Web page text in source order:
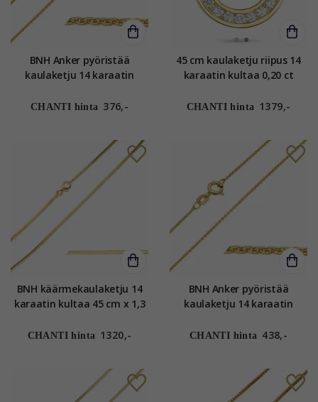
BNH Anker pyöristää
kaulaketju 14 karaatin
CHANTI hinta 376,-
45 cm kaulaketju riipus 14
karaatin kultaa 0,20 ct
CHANTI hinta 1379,-
BNH käärmekaulaketju 14
karaatin kultaa 45 cm x 1,3
CHANTI hinta 1320,-
BNH Anker pyöristää
kaulaketju 14 karaatin
CHANTI hinta 438,-